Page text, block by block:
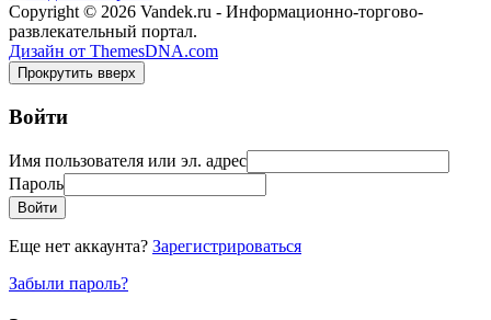
Copyright © 2026 Vandek.ru - Информационно-торгово-
развлекательный портал.
Дизайн от ThemesDNA.com
Прокрутить вверх
Войти
Имя пользователя или эл. адрес
Пароль
Войти
Еще нет аккаунта? Зарегистрироваться
Забыли пароль?